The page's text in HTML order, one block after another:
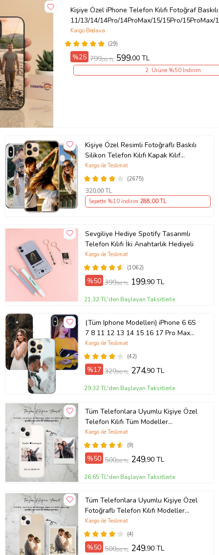
Kişiye Özel iPhone Telefon Kılıfı Fotoğraf Baskılı
11/13/14/14Pro/14ProMax/15/15Pro/
(29)
Kargo Bedava
%25 799,00 TL 599,00 TL
2. Ürüne %50 İndirim
Kişiye Özel Resimli Fotoğraflı Baskılı
Silikon Telefon Kılıfı Kapak Kılıf
(Telefon Modelleri Açıklamada)
(2675)
Kargo ile Teslimat
320,00 TL
Sepette %10 İndirim 288,00 TL
Sevgiliye Hediye Spotify Tasarımlı
Telefon Kılıfı İki Anahtarlık Hediyeli
(1062)
Kargo ile Teslimat
%50 399,90 TL 199,90 TL
21,32 TL'den Başlayan Taksitlerle
(Tüm Iphone Modelleri) iPhone 6 6S
7 8 11 12 13 14 15 16 17 Pro Max
Plus Mini Kişiye Özel Resimli
Fotoğraflı Kılıf(42)
Kargo ile Teslimat
%17 329,90 TL 274,90 TL
29,32 TL'den Başlayan Taksitlerle
Tüm Telefonlara Uyumlu Kişiye Özel
Telefon Kılıfı Tüm Modeller
Açıklamada
(9)
Kargo ile Teslimat
%50 500,00 TL 249,90 TL
26,65 TL'den Başlayan Taksitlerle
Tüm Telefonlara Uyumlu Kişiye Özel
Fotoğraflı Telefon Kılıfı Modeller
Açıklamada
(4)
Kargo ile Teslimat
%50 500,00 TL 249,90 TL